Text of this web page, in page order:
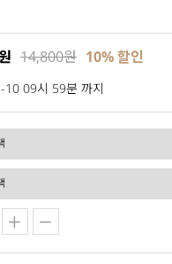
14,800원 10% 할인
09시 59분 까지